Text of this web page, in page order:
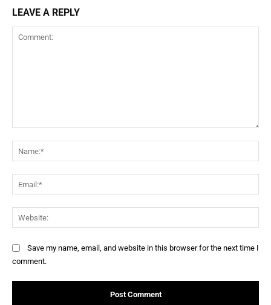
LEAVE A REPLY
Save my name, email, and website in this browser for the next time I
comment.